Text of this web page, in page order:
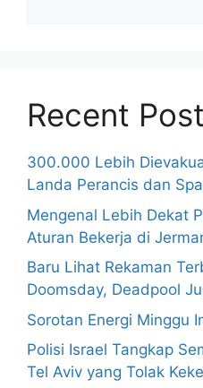
Recent
300.000 Lebih
Landa Perancis dan
Mengenal Lebih Dekat
Aturan Bekerja di
Baru Lihat Rekaman
Doomsday, Deadpool
Sorotan Energi Minggu
Polisi Israel Tangkap
Tel Aviv yang Tolak